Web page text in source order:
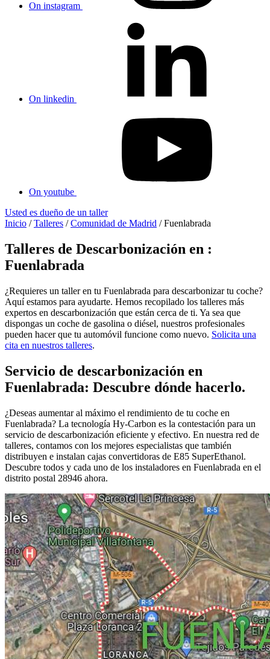
On instagram
On linkedin
On youtube
Usted es dueño de un taller
Inicio /Talleres /Comunidad de Madrid /Fuenlabrada
Talleres de Descarbonización en :
Fuenlabrada
¿Requieres un taller en tu Fuenlabrada para descarbonizar tu coche?
Aquí estamos para ayudarte. Hemos recopilado los talleres más
expertos en descarbonización que están cerca de ti. Ya sea que
dispongas un coche de gasolina o diésel, nuestros profesionales
pueden hacer que tu automóvil funcione como nuevo. Solicita una
cita en nuestros talleres.
Servicio de descarbonización en
Fuenlabrada: Descubre dónde hacerlo.
¿Deseas aumentar al máximo el rendimiento de tu coche en
Fuenlabrada? La tecnología Hy-Carbon es la contestación para un
servicio de descarbonización eficiente y efectivo. En nuestra red de
talleres, contamos con los mejores especialistas que también
distribuyen e instalan cajas convertidoras de E85 SuperEthanol.
Descubre todos y cada uno de los instaladores en Fuenlabrada en el
distrito postal 28946 ahora.